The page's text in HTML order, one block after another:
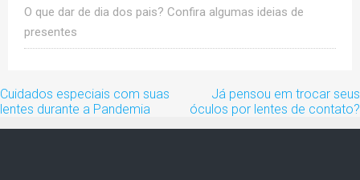
O que dar de dia dos pais? Confira algumas ideias de
presentes
Navegação
de
Cuidados especiais com suas
lentes durante a Pandemia
Já pensou em trocar seus
óculos por lentes de contato?